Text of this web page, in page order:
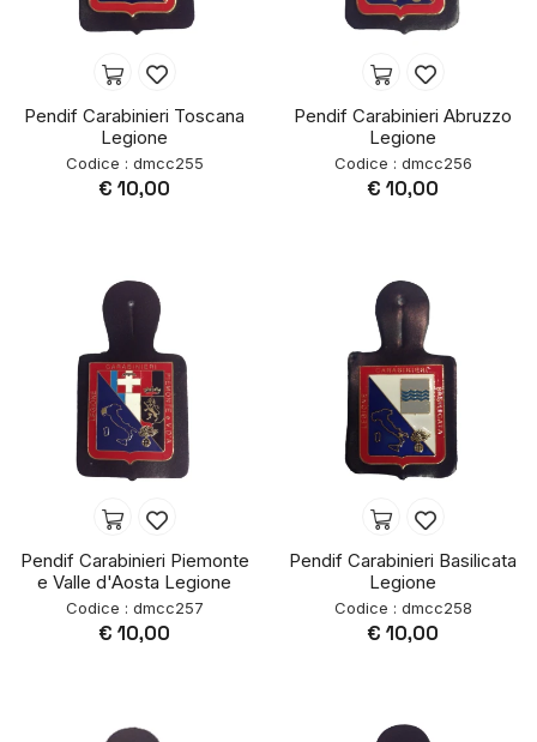
Pendif Carabinieri Toscana
Legione
Codice : dmcc255
€ 10,00
Pendif Carabinieri Abruzzo
Legione
Codice : dmcc256
€ 10,00
Pendif Carabinieri Piemonte
e Valle d'Aosta Legione
Codice : dmcc257
€ 10,00
Pendif Carabinieri Basilicata
Legione
Codice : dmcc258
€ 10,00